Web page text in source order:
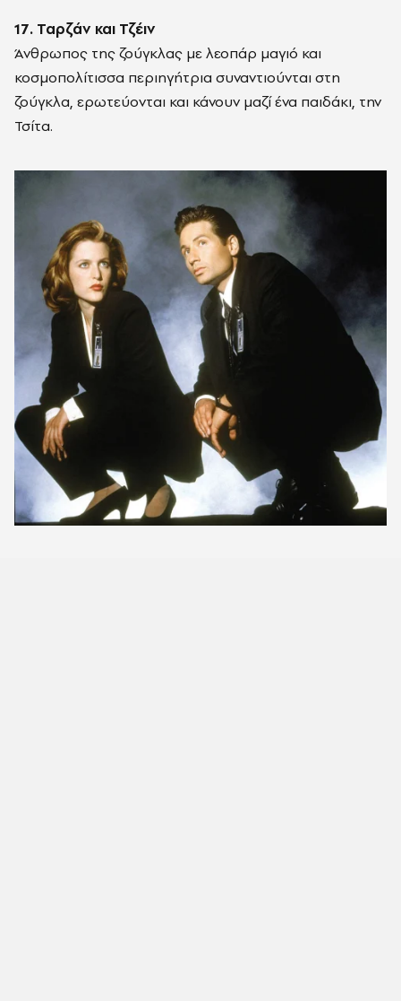
17. Ταρζάν και Τζέιν
Άνθρωπος της ζούγκλας με λεοπάρ μαγιό και
κοσμοπολίτισσα περιηγήτρια συναντιούνται στη
ζούγκλα, ερωτεύονται και κάνουν μαζί ένα παιδάκι, την
Τσίτα.